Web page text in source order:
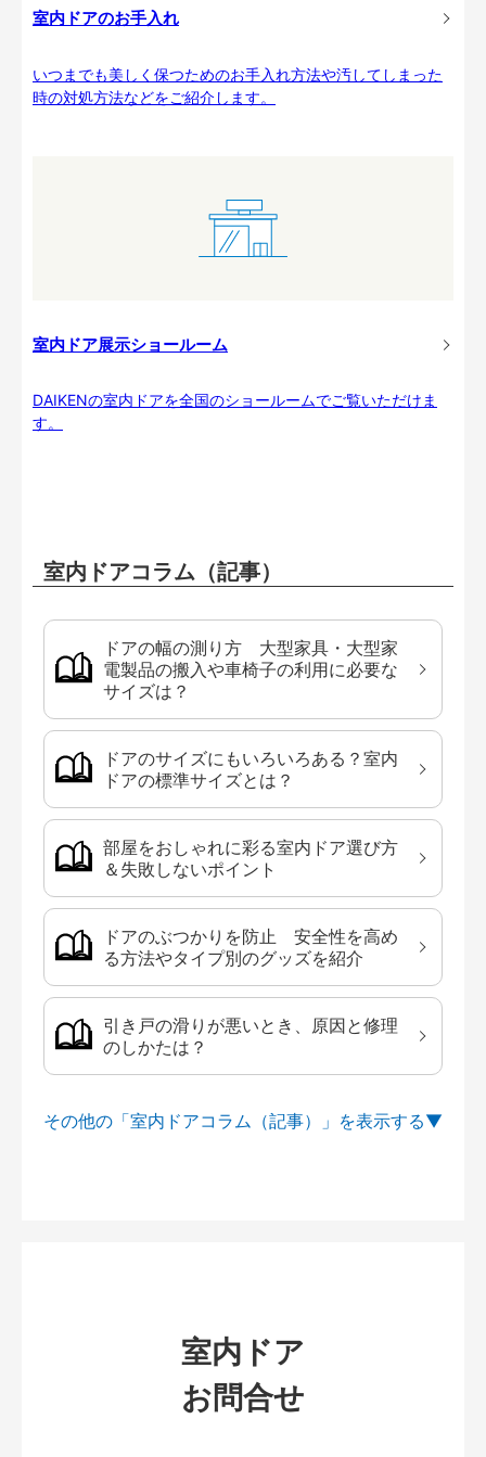
室内ドアのお手入れ
いつまでも美しく保つためのお手入れ方法や汚してしまった
時の対処方法などをご紹介します。
室内ドア展示ショールーム
DAIKENの室内ドアを全国のショールームでご覧いただけま
す。
室内ドアコラム（記事）
ドアの幅の測り方 大型家具・大型家
電製品の搬入や車椅子の利用に必要な
サイズは？
ドアのサイズにもいろいろある？室内
ドアの標準サイズとは？
部屋をおしゃれに彩る室内ドア選び方
＆失敗しないポイント
ドアのぶつかりを防止 安全性を高め
る方法やタイプ別のグッズを紹介
引き戸の滑りが悪いとき、原因と修理
のしかたは？
その他の「室内ドアコラム（記事）」を
室内ドア
お問合せ